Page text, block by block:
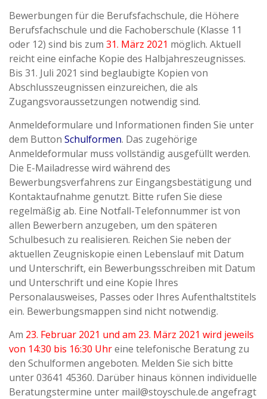
Bewerbungen für die Berufsfachschule, die Höhere
Berufsfachschule und die Fachoberschule (Klasse 11
oder 12) sind bis zum 31. März 2021 möglich. Aktuell
reicht eine einfache Kopie des Halbjahreszeugnisses.
Bis 31. Juli 2021 sind beglaubigte Kopien von
Abschlusszeugnissen einzureichen, die als
Zugangsvoraussetzungen notwendig sind.
Anmeldeformulare und Informationen finden Sie unter
dem Button Schulformen. Das zugehörige
Anmeldeformular muss vollständig ausgefüllt werden.
Die E-Mailadresse wird während des
Bewerbungsverfahrens zur Eingangsbestätigung und
Kontaktaufnahme genutzt. Bitte rufen Sie diese
regelmäßig ab. Eine Notfall-Telefonnummer ist von
allen Bewerbern anzugeben, um den späteren
Schulbesuch zu realisieren. Reichen Sie neben der
aktuellen Zeugniskopie einen Lebenslauf mit Datum
und Unterschrift, ein Bewerbungsschreiben mit Datum
und Unterschrift und eine Kopie Ihres
Personalausweises, Passes oder Ihres Aufenthaltstitels
ein. Bewerbungsmappen sind nicht notwendig.
Am 23. Februar 2021 und am 23. März 2021 wird jeweils
von 14:30 bis 16:30 Uhreine telefonische Beratung zu
den Schulformen angeboten. Melden Sie sich bitte
unter 03641 45360. Darüber hinaus können individuelle
Beratungstermine unter mail@stoyschule.de angefragt